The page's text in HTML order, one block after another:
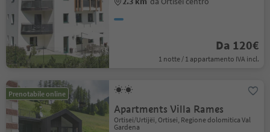
Da 120€
1 notte / 1 appartamento IVA incl.
Prenotabile online
Apartments Villa Rames
Ortisei/Urtijëi, Ortisei, Regione dolomitica Val
Gardena